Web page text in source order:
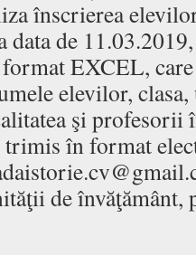
înscrierea
de
EXCEL,
elevilor, clasa,
şi
în format
de învăţământ,